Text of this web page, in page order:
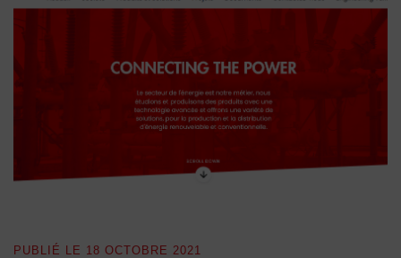
PUBLIÉ LE 18 OCTOBRE 2021